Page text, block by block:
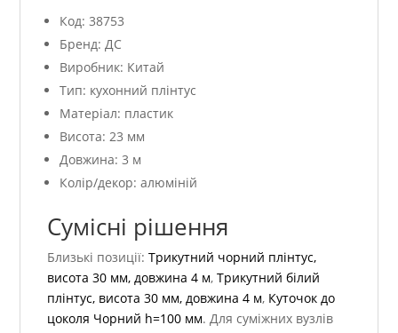
Код: 38753
Бренд: ДС
Виробник: Китай
Тип: кухонний плінтус
Матеріал: пластик
Висота: 23 мм
Довжина: 3 м
Колір/декор: алюміній
Сумісні рішення
Близькі позиції:Трикутний чорний плінтус,
висота 30 мм, довжина 4 м,Трикутний білий
плінтус, висота 30 мм, довжина 4 м, Куточок до
цоколя Чорний h=100 мм. Для суміжних вузлів